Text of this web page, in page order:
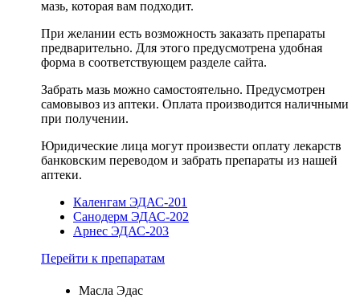
мазь, которая вам подходит.
При желании есть возможность заказать препараты
предварительно. Для этого предусмотрена удобная
форма в соответствующем разделе сайта.
Забрать мазь можно самостоятельно. Предусмотрен
самовывоз из аптеки. Оплата производится наличными
при получении.
Юридические лица могут произвести оплату лекарств
банковским переводом и забрать препараты из нашей
аптеки.
Каленгам ЭДАС-201
Санодерм ЭДАС-202
Арнес ЭДАС-203
Перейти к препаратам
Масла Эдас